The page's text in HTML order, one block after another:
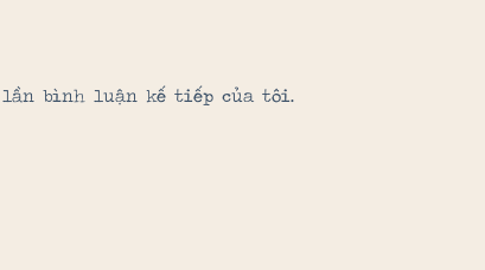
lần bình luận kế tiếp của tôi.